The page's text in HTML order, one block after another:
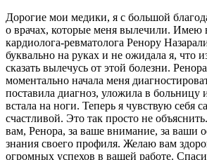
Дорогие мои медики, я с большой
о врачах, которые меня вылечили. Имею
кардиолога-ревматолога Ренору
буквально на руках и не ожидала я, что
сказать вылечусь от этой болезни.
моментально начала меня
поставила диагноз, уложила в больницу
встала на ноги. Теперь я чувствую себя
счастливой. Это так просто не
вам, Ренора, за ваше внимание, за ваши
знания своего профиля. Желаю вам
огромных успехов в вашей работе.